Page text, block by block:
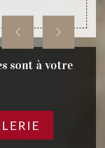
sont à votre